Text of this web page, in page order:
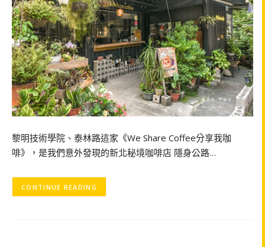
黎明技術學院、泰林路這家《We Share Coffee分享我咖
啡》，是我們意外發現的新北秘境咖啡店 隱身公路…
CONTINUE READING